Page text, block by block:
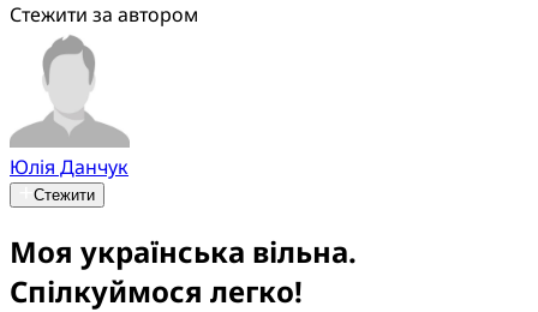
Стежити за автором
Юлія Данчук
Стежити
Моя українська вільна.
Спілкуймося легко!